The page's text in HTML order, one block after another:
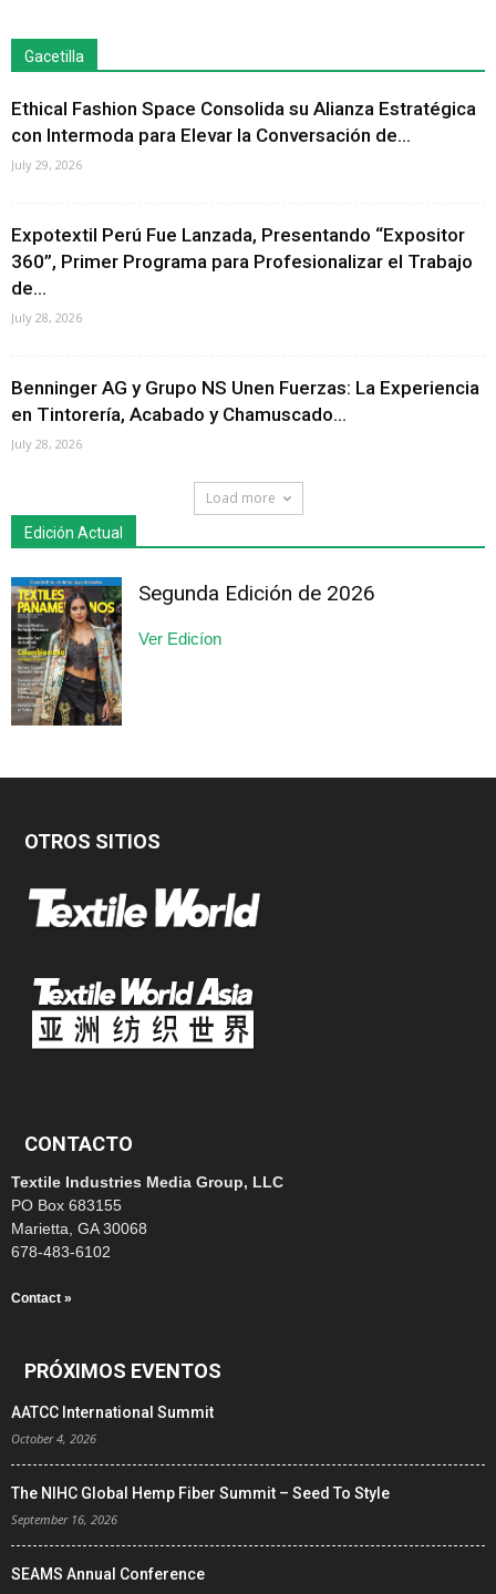
Gacetilla
Ethical Fashion Space Consolida su Alianza Estratégica
con Intermoda para Elevar la Conversación de...
July 29, 2026
Expotextil Perú Fue Lanzada, Presentando “Expositor
360”, Primer Programa para Profesionalizar el Trabajo
de...
July 28, 2026
Benninger AG y Grupo NS Unen Fuerzas: La Experiencia
en Tintorería, Acabado y Chamuscado...
July 28, 2026
Load more
Edición Actual
Segunda Edición de 2026
Ver Edicíon
OTROS SITIOS
CONTACTO
Textile Industries Media Group, LLC
PO Box 683155
Marietta, GA 30068
678-483-6102
Contact »
PRÓXIMOS EVENTOS
AATCC International Summit
October 4, 2026
The NIHC Global Hemp Fiber Summit – Seed To Style
September 16, 2026
SEAMS Annual Conference